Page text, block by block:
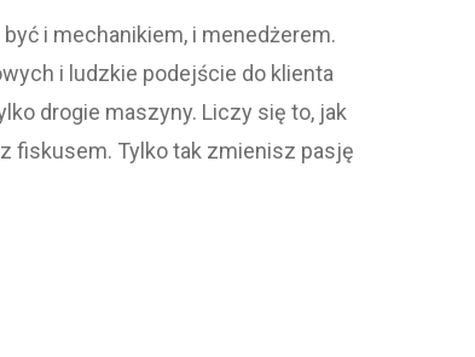
i mechanikiem, i menedżerem.
i ludzkie podejście do klienta
drogie maszyny. Liczy się to, jak
fiskusem. Tylko tak zmienisz pasję